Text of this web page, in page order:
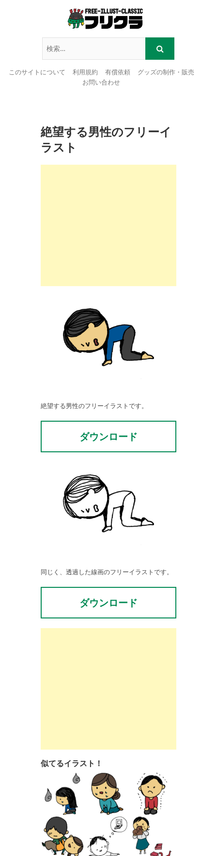
このサイトについて 利用規約 有償依頼
グッズの制作・販売
お問い合わせ
絶望する男性のフリーイ
ラスト
絶望する男性のフリーイラストです。
ダウンロード
同じく、透過した線画のフリーイラストです。
ダウンロード
似てるイラスト！